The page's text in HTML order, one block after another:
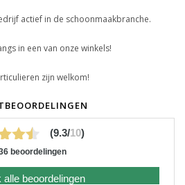
actief in de schoonmaakbranche.
in een van onze winkels!
zijn welkom!
(9.3/10)
beoordelingen
alle beoordelingen